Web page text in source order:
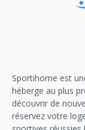
Sportihome est
héberge au plus
découvrir de
réservez votre